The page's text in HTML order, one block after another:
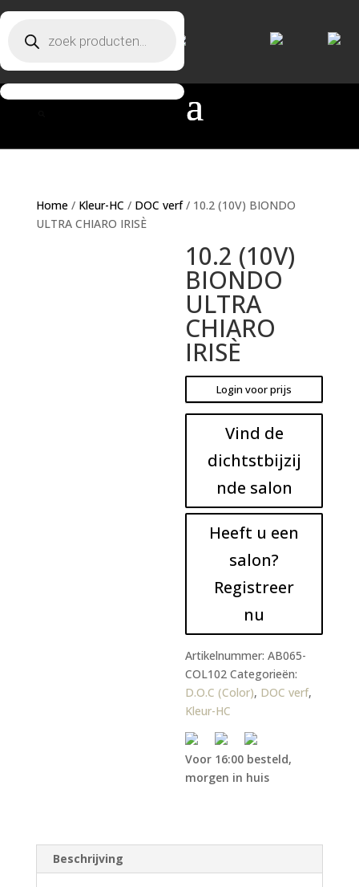
Producten zoeken
Home/ Kleur-HC / DOC verf/ 10.2 (10V) BIONDO
ULTRA CHIARO IRISÈ
10.2 (10V)
BIONDO
ULTRA
CHIARO
IRISÈ
Login voor prijs
Vind de
dichtstbijzij
nde salon
Heeft u een
salon?
Registreer
nu
Artikelnummer:AB065-
COL102 Categorieën:
D.O.C (Color), DOC verf,
Kleur-HC
Voor 16:00 besteld,
morgen in huis
Beschrijving